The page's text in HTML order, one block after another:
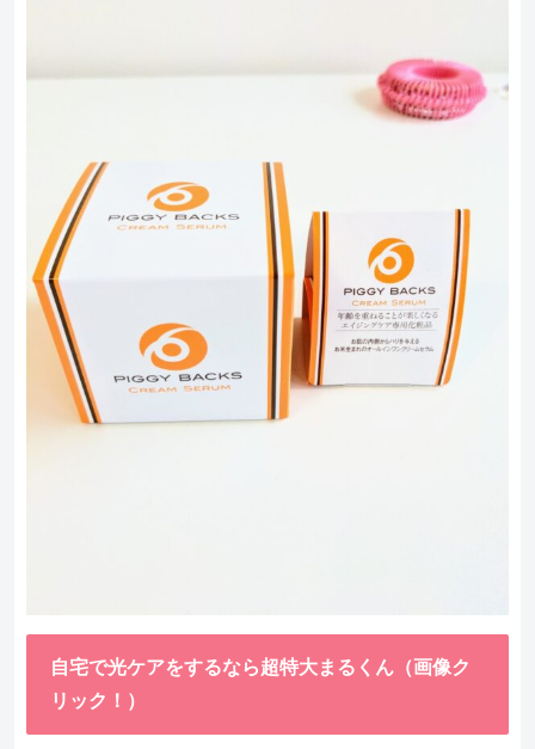
自宅で光ケアをするなら超特大まるくん（画像ク
リック！）